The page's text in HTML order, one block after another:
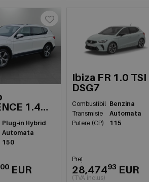
1.4
Plug-in Hybrid
Automata
150
00 EUR
Ibiza FR 1.0 TSI
DSG7
Combustibil Benzina
Transmisie
Automata
Putere (CP)
115
Preț
28,47493 EUR
(TVA inclus)